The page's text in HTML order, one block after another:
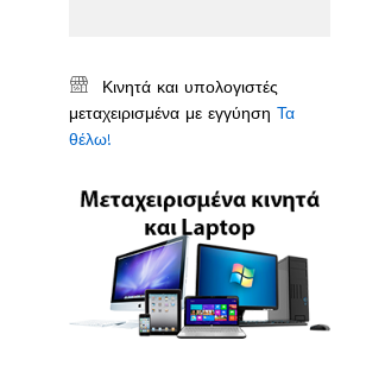
Κινητά και υπολογιστές
μεταχειρισμένα με εγγύησηΤα
θέλω!